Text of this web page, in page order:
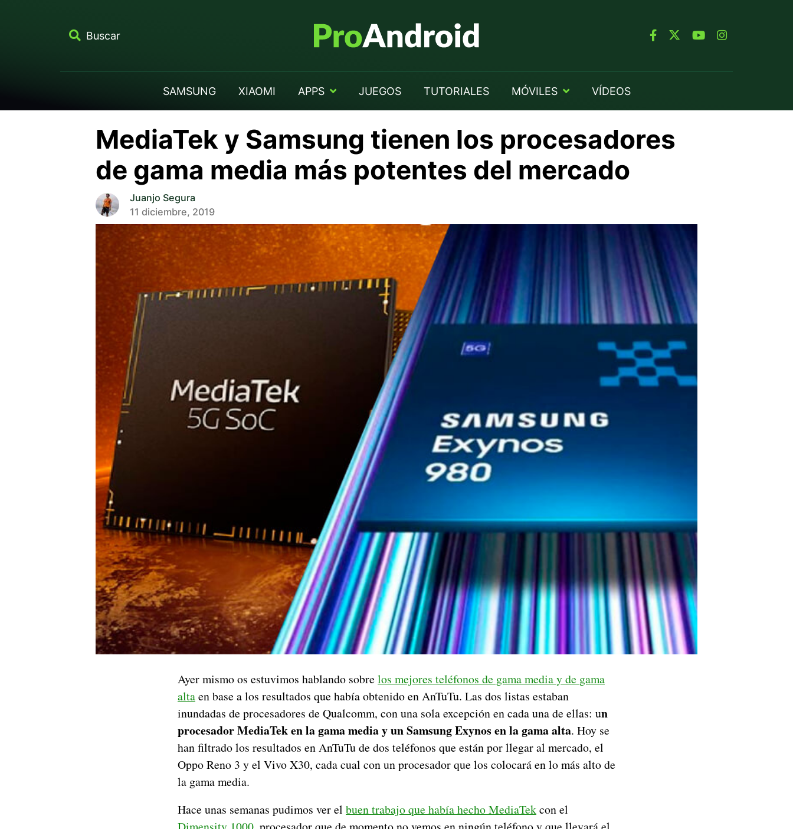
Buscar
SAMSUNG XIAOMI APPS JUEGOS TUTORIALES MÓVILES VÍDEOS
MediaTek y Samsung tienen los procesadores
de gama media más potentes del mercado
Juanjo Segura
11 diciembre, 2019
Ayer mismo os estuvimos hablando sobre los mejores teléfonos de gama media y de gama
altaen base a los resultados que había obtenido en AnTuTu. Las dos listas estaban
inundadas de procesadores de Qualcomm, con una sola excepción en cada una de ellas: un
procesador MediaTek en la gama media y un Samsung Exynos en la gama alta. Hoy se
han filtrado los resultados en AnTuTu de dos teléfonos que están por llegar al mercado, el
Oppo Reno 3 y el Vivo X30, cada cual con un procesador que los colocará en lo más alto de
la gama media.
Hace unas semanas pudimos ver el buen trabajo que había hecho MediaTekcon el